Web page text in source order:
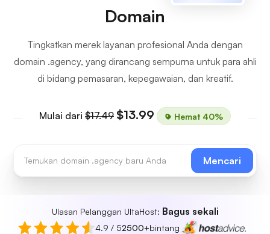
Domain
Tingkatkan merek layanan profesional Anda dengan
domain .agency, yang dirancang sempurna untuk para ahli
di bidang pemasaran, kepegawaian, dan kreatif.
Mulai dari $17.49 $13.99 Hemat 40%
Mencari
Ulasan Pelanggan UltaHost: Bagus sekali
4.9 / 52500+bintang